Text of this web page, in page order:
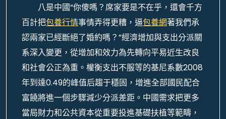
八是中國“你傻嗎？席家要是不在乎，還會千方
百計把包養行情事情弄得更糟，逼包養網著我們承
認兩家已經斷絕了婚約嗎？”經濟增加與支出分派關
系深入變更，從增加和效力為先轉向平易近生改良
和社會公正為重。權衡支出不服等的基尼系數2008
年到達0.49的峰值后趨于穩固，增進全部國民配合
富饒將進一個步驟減少分派差距。中國需求把更多
當局財力和公共資本從重要投進基礎扶植等範疇，